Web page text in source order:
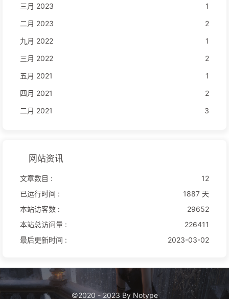
三月 2023
1
二月 2023
2
九月 2022
1
三月 2022
2
五月 2021
1
四月 2021
2
二月 2021
3
网站资讯
文章数目 :
12
已运行时间 :
1887 天
本站访客数 :
29652
本站总访问量 :
226411
最后更新时间 :
2023-03-02
©2020 - 2023 By Notype